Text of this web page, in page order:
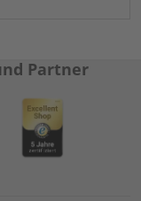
Partner